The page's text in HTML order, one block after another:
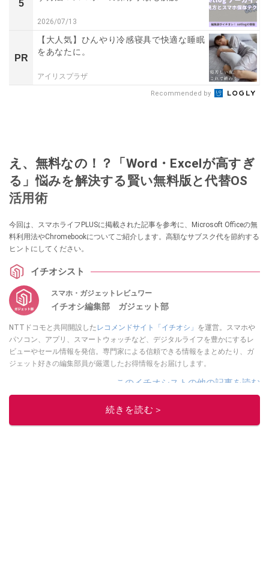
5
2026/07/13
PR
【大人気】ひんやり冷感寝具で快適な睡眠
をあなたに。
アイリスプラザ
Recommended by
え、無料なの！？「Word・Excelが高すぎ
る」悩みを解決する賢い無料版と代替OS
活用術
今回は、スマホライフPLUSに掲載された記事を参考に、Microsoft Officeの無
料利用法やChromebookについてご紹介します。高額なサブスク代を節約する
ヒントにしてください。
イチオシスト
スマホ・ガジェットレビュワー
イチオシ編集部 ガジェット部
NTTドコモと共同開設した レコメンドサイト「イチオシ」 を運営。スマホや
パソコン、アプリ、スマートウォッチなど、デジタルライフを豊かにするレ
ビューやセール情報を発信。専門家による信頼できる情報をまとめたり、ガ
ジェット好きの編集部員が厳選したお得情報をお届けします。
このイチオシストの他の記事を読む
続きを読む＞